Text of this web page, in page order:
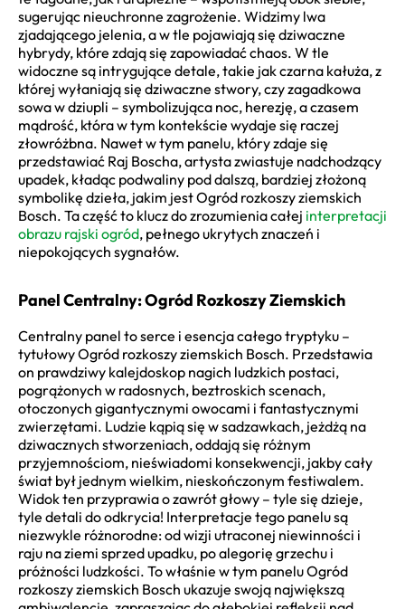
sugerując nieuchronne zagrożenie. Widzimy lwa
zjadającego jelenia, a w tle pojawiają się dziwaczne
hybrydy, które zdają się zapowiadać chaos. W tle
widoczne są intrygujące detale, takie jak czarna kałuża, z
której wyłaniają się dziwaczne stwory, czy zagadkowa
sowa w dziupli – symbolizująca noc, herezję, a czasem
mądrość, która w tym kontekście wydaje się raczej
złowróżbna. Nawet w tym panelu, który zdaje się
przedstawiać Raj Boscha, artysta zwiastuje nadchodzący
upadek, kładąc podwaliny pod dalszą, bardziej złożoną
symbolikę dzieła, jakim jest Ogród rozkoszy ziemskich
Bosch. Ta część to klucz do zrozumienia całej interpretacji
obrazu rajski ogród, pełnego ukrytych znaczeń i
niepokojących sygnałów.
Panel Centralny: Ogród Rozkoszy Ziemskich
Centralny panel to serce i esencja całego tryptyku –
tytułowy Ogród rozkoszy ziemskich Bosch. Przedstawia
on prawdziwy kalejdoskop nagich ludzkich postaci,
pogrążonych w radosnych, beztroskich scenach,
otoczonych gigantycznymi owocami i fantastycznymi
zwierzętami. Ludzie kąpią się w sadzawkach, jeżdżą na
dziwacznych stworzeniach, oddają się różnym
przyjemnościom, nieświadomi konsekwencji, jakby cały
świat był jednym wielkim, nieskończonym festiwalem.
Widok ten przyprawia o zawrót głowy – tyle się dzieje,
tyle detali do odkrycia! Interpretacje tego panelu są
niezwykle różnorodne: od wizji utraconej niewinności i
raju na ziemi sprzed upadku, po alegorię grzechu i
próżności ludzkości. To właśnie w tym panelu Ogród
rozkoszy ziemskich Bosch ukazuje swoją największą